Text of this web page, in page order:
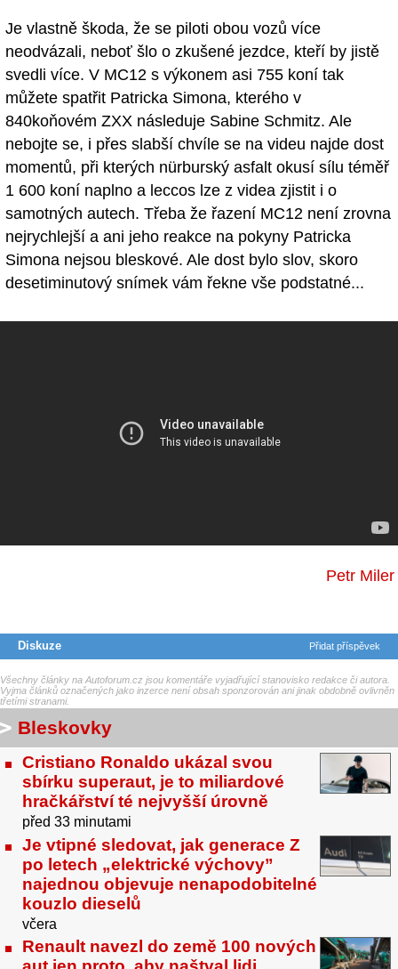
Je vlastně škoda, že se piloti obou vozů více
neodvázali, neboť šlo o zkušené jezdce, kteří by jistě
svedli více. V MC12 s výkonem asi 755 koní tak
můžete spatřit Patricka Simona, kterého v
840koňovém ZXX následuje Sabine Schmitz. Ale
nebojte se, i přes slabší chvíle se na videu najde dost
momentů, při kterých nürburský asfalt okusí sílu téměř
1 600 koní naplno a leccos lze z videa zjistit i o
samotných autech. Třeba že řazení MC12 není zrovna
nejrychlejší a ani jeho reakce na pokyny Patricka
Simona nejsou bleskové. Ale dost bylo slov, skoro
desetiminutový snímek vám řekne vše podstatné...
Petr Miler
Diskuze Přidat příspěvek
Všechny články na Autoforum.cz jsou komentáře vyjadřující stanovisko redakce či autora.
Vyjma článků označených jako inzerce není obsah sponzorován ani jinak obdobně ovlivněn
třetími stranami.
Bleskovky
Cristiano Ronaldo ukázal svou
sbírku superaut, je to miliardové
hračkářství té nejvyšší úrovně
před 33 minutami
Je vtipné sledovat, jak generace Z
po letech „elektrické výchovy”
najednou objevuje nenapodobitelné
kouzlo dieselů
včera
Renault navezl do země 100 nových